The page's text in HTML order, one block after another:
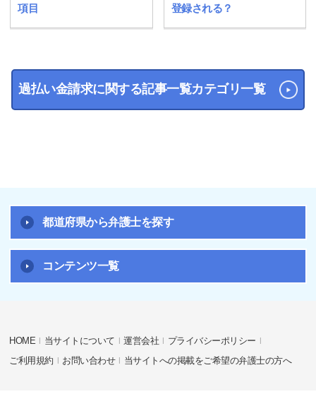
項目
登録される？
過払い金請求に関する記事一覧カテゴリ一覧
都道府県から弁護士を探す
コンテンツ一覧
HOME 当サイトについて 運営会社
プライバシーポリシー
ご利用規約
お問い合わせ 当サイトへの掲載をご希望の弁護士の方へ